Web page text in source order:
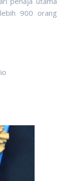
900 orang